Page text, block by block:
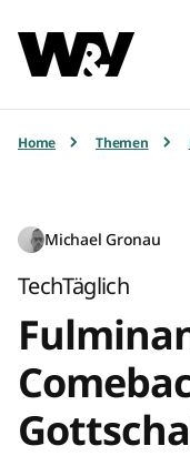
Home Themen
Michael Gronau
TechTäglich